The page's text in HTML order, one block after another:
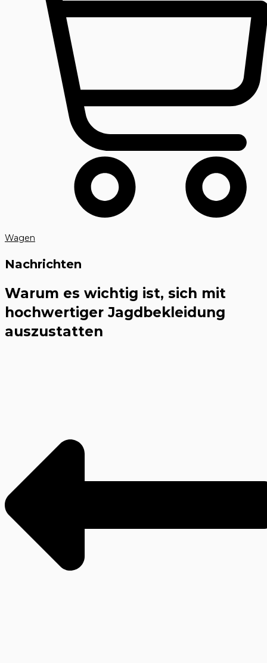
Wagen
Nachrichten
Warum es wichtig ist, sich mit
hochwertiger Jagdbekleidung
auszustatten